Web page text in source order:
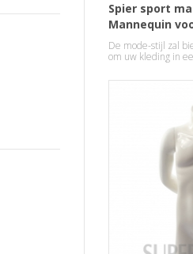
Spier sport
Mannequin
De mode-stijl zal
om uw kleding in